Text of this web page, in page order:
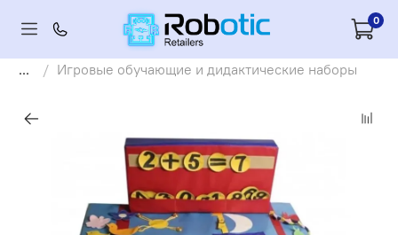
0
... Игровые обучающие и дидактические наборы